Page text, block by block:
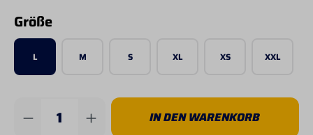
Größeauswählen
L M S XL XS XXL
Produkt Anzahl: Gib den gewünschten
IN DEN WARENKORB